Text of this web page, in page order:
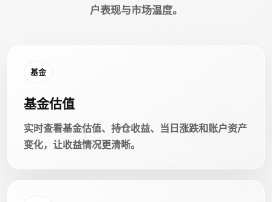
户表现与市场温度。
基金
基金估值
实时查看基金估值、持仓收益、当日涨跌和账户资产
变化，让收益情况更清晰。